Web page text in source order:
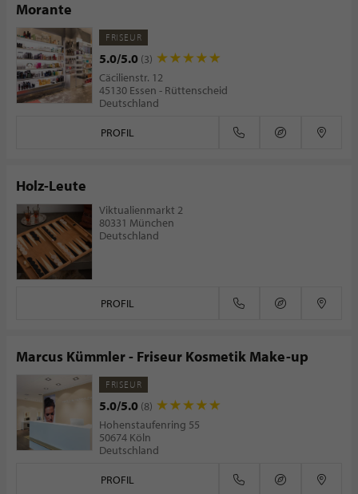
Morante
FRISEUR
5.0/5.0 (3)
Cäcilienstr. 12
45130 Essen - Rüttenscheid
Deutschland
PROFIL
Holz-Leute
Viktualienmarkt 2
80331 München
Deutschland
PROFIL
Marcus Kümmler - Friseur Kosmetik Make-up
FRISEUR
5.0/5.0 (8)
Hohenstaufenring 55
50674 Köln
Deutschland
PROFIL